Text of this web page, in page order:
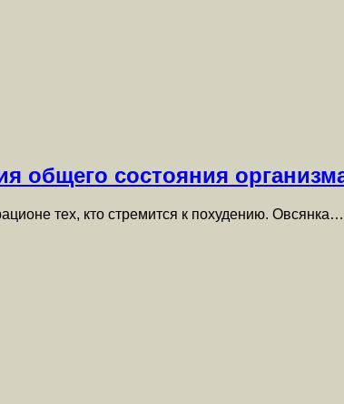
общего состояния
тех, кто стремится к похудению. Овсянка…